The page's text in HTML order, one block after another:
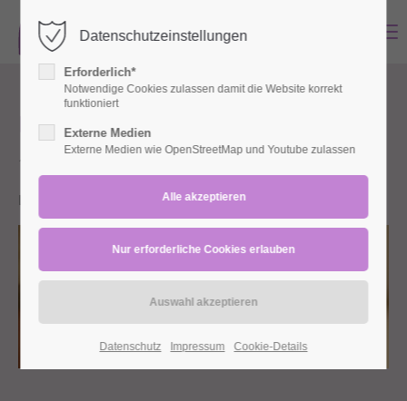
Login
Benutzername
Lost your password?
Support
Babymassage Januar 27
Lohbachstraße (Lohbachstraße 28, 42553 Velbert)
Datenschutzeinstellungen
Erforderlich*
Notwendige Cookies zulassen damit die Website korrekt
funktioniert
Externe Medien
Externe Medien wie OpenStreetMap und Youtube zulassen
Datenschutz Impressum Cookie-Details